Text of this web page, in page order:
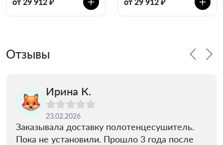
Отзывы
Ирина К.
23.02.2026
Заказывала доставку полотенцесушитель.
Пока не установили. Прошло 3 года после